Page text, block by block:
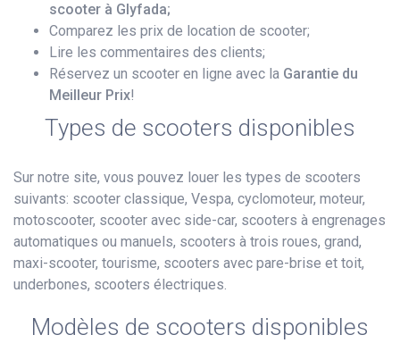
scooter à Glyfada;
Comparez les prix de location de scooter;
Lire les commentaires des clients;
Réservez un scooter en ligne avec la Garantie du
Meilleur Prix!
Types de scooters disponibles
Sur notre site, vous pouvez louer les types de scooters
suivants: scooter classique, Vespa, cyclomoteur, moteur,
motoscooter, scooter avec side-car, scooters à engrenages
automatiques ou manuels, scooters à trois roues, grand,
maxi-scooter, tourisme, scooters avec pare-brise et toit,
underbones, scooters électriques.
Modèles de scooters disponibles